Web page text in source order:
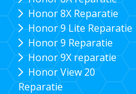
Honor 8X Reparatie
Honor 9 Lite Reparatie
Honor 9 Reparatie
Honor 9X reparatie
Honor View 20
Reparatie